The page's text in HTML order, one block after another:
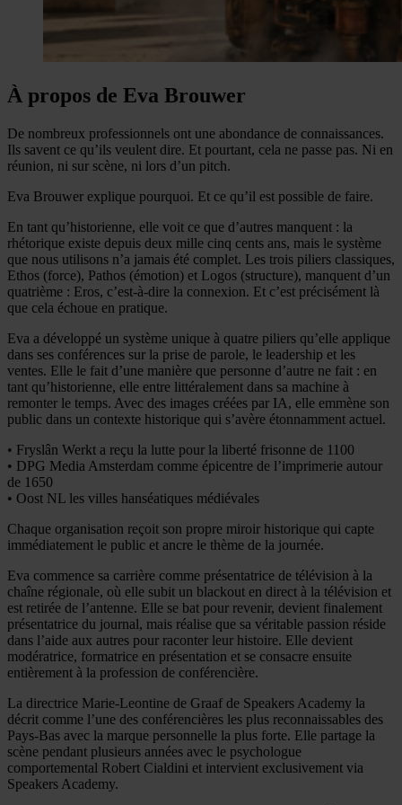
À propos de Eva Brouwer
De nombreux professionnels ont une abondance de connaissances.
Ils savent ce qu’ils veulent dire. Et pourtant, cela ne passe pas. Ni en
réunion, ni sur scène, ni lors d’un pitch.
Eva Brouwer explique pourquoi. Et ce qu’il est possible de faire.
En tant qu’historienne, elle voit ce que d’autres manquent : la
rhétorique existe depuis deux mille cinq cents ans, mais le système
que nous utilisons n’a jamais été complet. Les trois piliers classiques,
Ethos (force), Pathos (émotion) et Logos (structure), manquent d’un
quatrième : Eros, c’est-à-dire la connexion. Et c’est précisément là
que cela échoue en pratique.
Eva a développé un système unique à quatre piliers qu’elle applique
dans ses conférences sur la prise de parole, le leadership et les
ventes. Elle le fait d’une manière que personne d’autre ne fait : en
tant qu’historienne, elle entre littéralement dans sa machine à
remonter le temps. Avec des images créées par IA, elle emmène son
public dans un contexte historique qui s’avère étonnamment actuel.
• Fryslân Werkt a reçu la lutte pour la liberté frisonne de 1100
• DPG Media Amsterdam comme épicentre de l’imprimerie autour
de 1650
• Oost NL les villes hanséatiques médiévales
Chaque organisation reçoit son propre miroir historique qui capte
immédiatement le public et ancre le thème de la journée.
Eva commence sa carrière comme présentatrice de télévision à la
chaîne régionale, où elle subit un blackout en direct à la télévision et
est retirée de l’antenne. Elle se bat pour revenir, devient finalement
présentatrice du journal, mais réalise que sa véritable passion réside
dans l’aide aux autres pour raconter leur histoire. Elle devient
modératrice, formatrice en présentation et se consacre ensuite
entièrement à la profession de conférencière.
La directrice Marie-Leontine de Graaf de Speakers Academy la
décrit comme l’une des conférencières les plus reconnaissables des
Pays-Bas avec la marque personnelle la plus forte. Elle partage la
scène pendant plusieurs années avec le psychologue
comportemental Robert Cialdini et intervient exclusivement via
Speakers Academy.